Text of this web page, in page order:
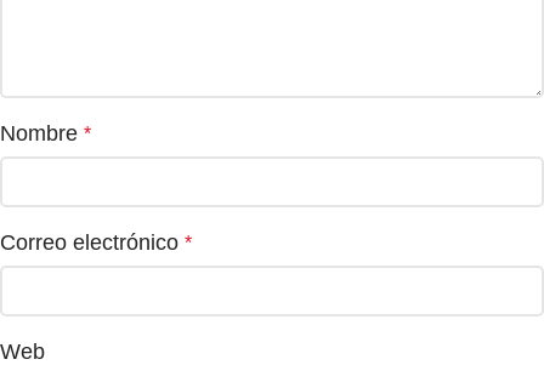
Nombre *
Correo electrónico *
Web